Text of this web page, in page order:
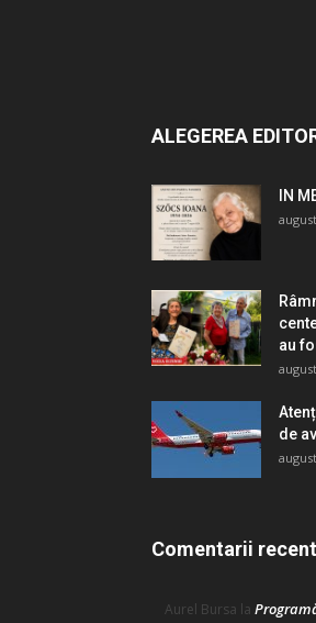
ALEGEREA
IN
au
de
Comentarii
Aurel Bursa la